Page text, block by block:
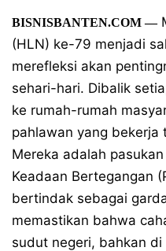
BISNISBANTEN.COM —
(HLN) ke-79 menjadi
merefleksi akan
sehari-hari. Dibalik
ke rumah-rumah
pahlawan yang bekerja
Mereka adalah
Keadaan Bertegangan
bertindak sebagai
memastikan bahwa
sudut negeri, bahkan